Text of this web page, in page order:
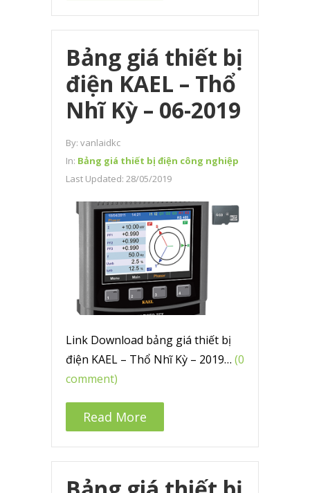
Bảng giá thiết bị
điện KAEL – Thổ
Nhĩ Kỳ – 06-2019
By: vanlaidkc
In: Bảng giá thiết bị điện công nghiệp
Last Updated: 28/05/2019
Link Download bảng giá thiết bị
điện KAEL – Thổ Nhĩ Kỳ – 2019… (0
comment)
Read More